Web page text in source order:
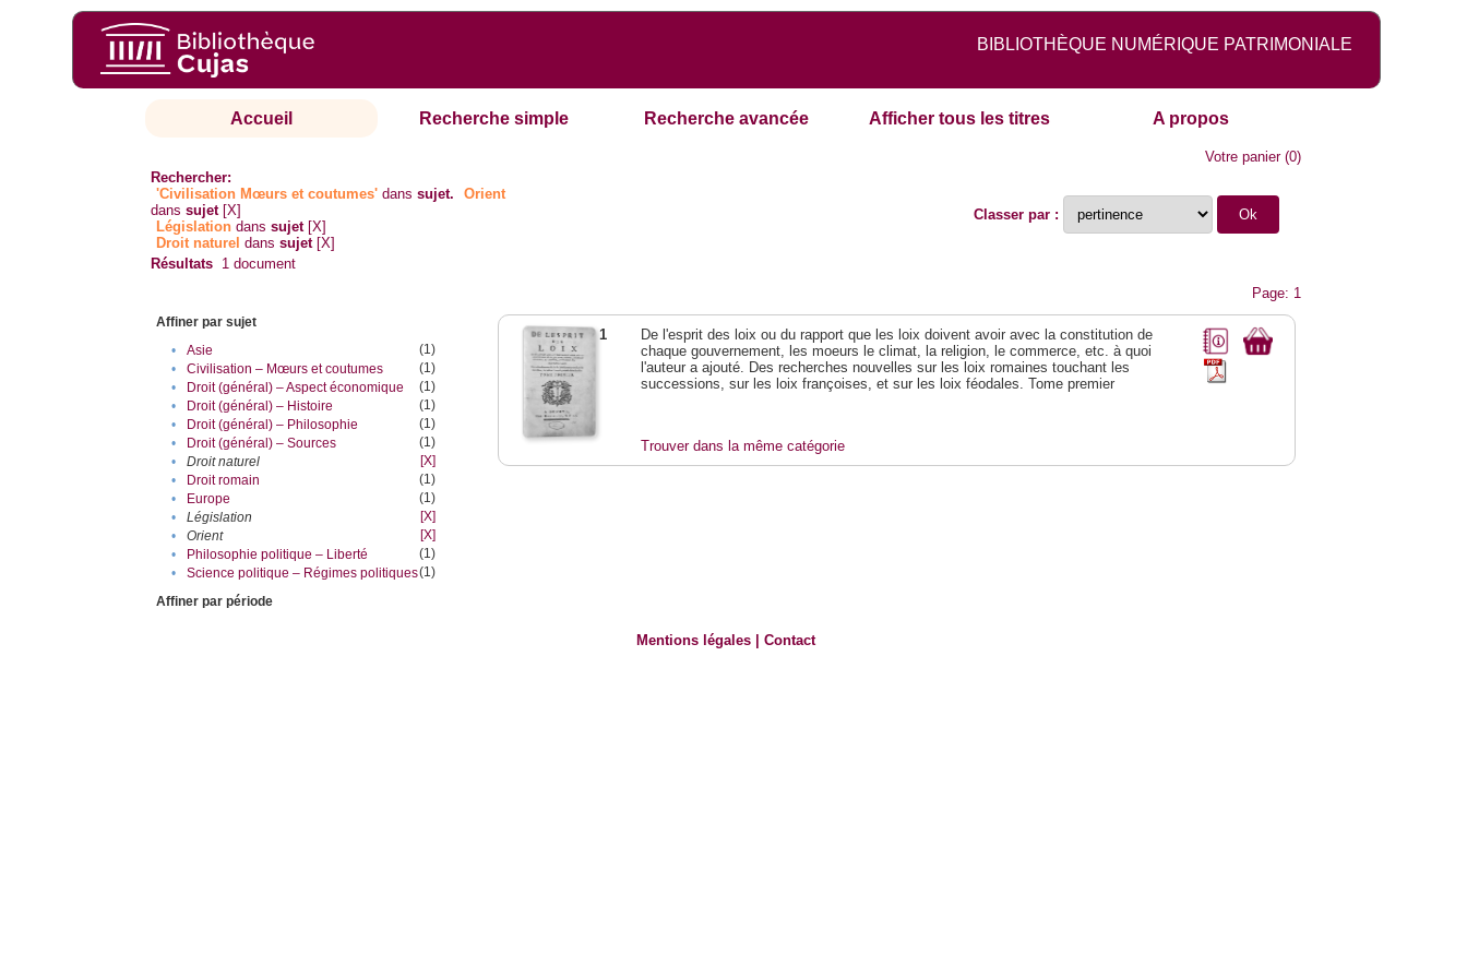
BIBLIOTHÈQUE NUMÉRIQUE PATRIMONIALE
Accueil Recherche simple Recherche avancée Afficher tous les titres A propos
Votre panier(0)
Rechercher:
'Civilisation Mœurs et coutumes' danssujet.
Orient
danssujet [X]
Législation danssujet [X]
Droit naturel danssujet [X]
Classer par :
Résultats 1 document
Page: 1
Affiner par sujet
•
Asie
(1)
•
Civilisation – Mœurs et coutumes
(1)
•
Droit (général) – Aspect économique
(1)
•
Droit (général) – Histoire
(1)
•
Droit (général) – Philosophie
(1)
•
Droit (général) – Sources
(1)
•
Droit naturel
[X]
•
Droit romain
(1)
•
Europe
(1)
•
Législation
[X]
•
Orient
[X]
•
Philosophie politique – Liberté
(1)
•
Science politique – Régimes politiques(1)
Affiner par période
1
De l'esprit des loix ou du rapport que les loix doivent avoir avec la constitution de
chaque gouvernement, les moeurs le climat, la religion, le commerce, etc. à quoi
l'auteur a ajouté. Des recherches nouvelles sur les loix romaines touchant les
successions, sur les loix françoises, et sur les loix féodales. Tome premier
Trouver dans la même catégorie
Mentions légales |Contact